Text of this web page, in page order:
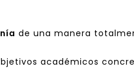
de una manera
académicos